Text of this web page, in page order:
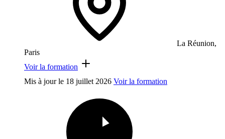
La Réunion,
Paris
Voir la formation
Mis à jour le 18 juillet 2026 Voir la formation